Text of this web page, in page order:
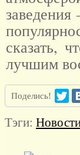
сказать,
лучшим
Поделись!
Тэги: